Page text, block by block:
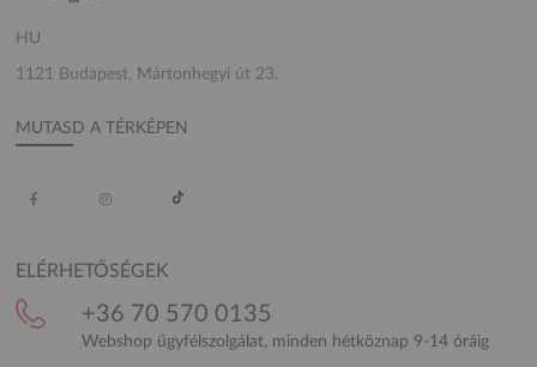
HU
1121 Budapest, Mártonhegyi út 23.
MUTASD A TÉRKÉPEN
ELÉRHETŐSÉGEK
+36 70 570 0135
Webshop ügyfélszolgálat, minden hétköznap 9-14 óráig